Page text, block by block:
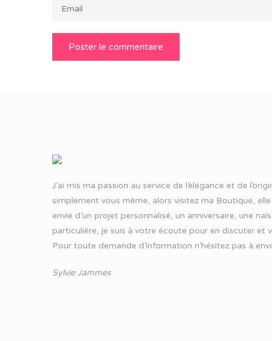
J’ai mis ma passion au service de l’élégance et de
simplement vous même, alors visitez ma Boutique,
envie d’un projet personnalisé, un anniversaire, une
particulière, je suis à votre écoute pour en discuter et
Pour toute demande d’information n’hésitez pas à
Sylvie Jammes